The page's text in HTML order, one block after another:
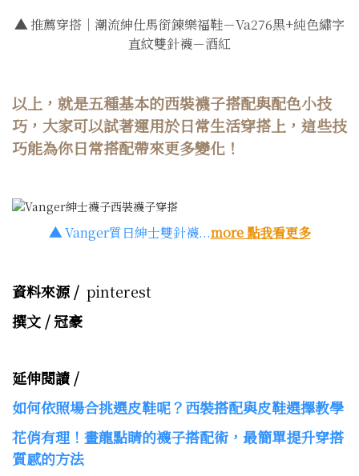
▲推薦穿搭｜潮流紳仕馬銜鍊樂福鞋－Va276黑+純色繡字
直紋雙針襪－酒紅
以上，就是五種基本的西裝襪子搭配與配色小技
巧，大家可以試著運用於日常生活穿搭上，這些技
巧能為你日常搭配帶來更多變化！
▲Vanger質日紳士雙針襪...more 點我看更多
資料來源 / pinterest
撰文 / 冠豪
延伸閱讀 /
如何依照場合挑選皮鞋呢？西裝搭配與皮鞋選擇教學
花俏有理！畫龍點睛的襪子搭配術，最簡單提升穿搭
質感的方法